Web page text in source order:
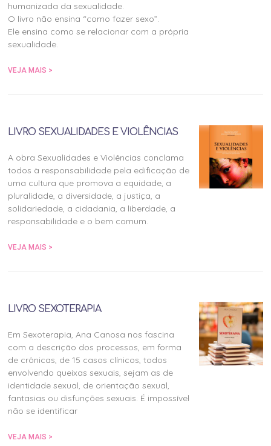
humanizada da sexualidade.
O livro não ensina “como fazer sexo”.
Ele ensina como se relacionar com a própria
sexualidade.
VEJA MAIS >
LIVRO SEXUALIDADES E VIOLÊNCIAS
A obra Sexualidades e Violências conclama
todos à responsabilidade pela edificação de
uma cultura que promova a equidade, a
pluralidade, a diversidade, a justiça, a
solidariedade, a cidadania, a liberdade, a
responsabilidade e o bem comum.
VEJA MAIS >
LIVRO SEXOTERAPIA
Em Sexoterapia, Ana Canosa nos fascina
com a descrição dos processos, em forma
de crônicas, de 15 casos clínicos, todos
envolvendo queixas sexuais, sejam as de
identidade sexual, de orientação sexual,
fantasias ou disfunções sexuais. É impossível
não se identificar
VEJA MAIS >